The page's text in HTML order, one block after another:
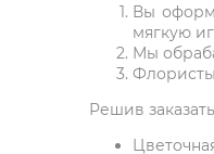
Вы
мягкую
Мы
Решив